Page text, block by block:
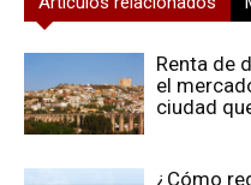
Renta de
el
ciudad
¿Cómo